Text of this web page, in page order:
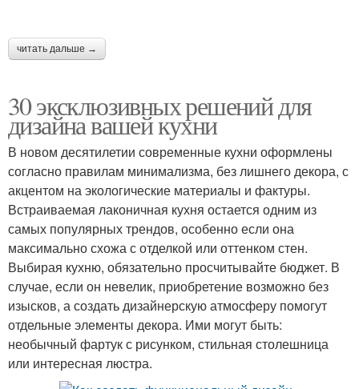
читать дальше →
30 эксклюзивных решений для
дизайна вашей кухни
В новом десятилетии современные кухни оформлены
согласно правилам минимализма, без лишнего декора, с
акцентом на экологические материалы и фактуры.
Встраиваемая лаконичная кухня остается одним из
самых популярных трендов, особенно если она
максимально схожа с отделкой или оттенком стен.
Выбирая кухню, обязательно просчитывайте бюджет. В
случае, если он невелик, приобретение возможно без
изысков, а создать дизайнерскую атмосферу помогут
отдельные элементы декора. Ими могут быть:
необычный фартук с рисунком, стильная столешница
или интересная люстра.